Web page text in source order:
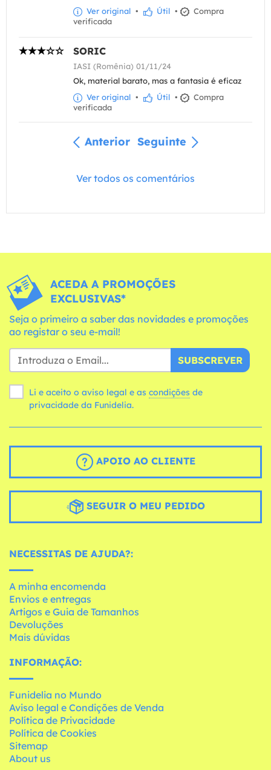
Ver original • Útil •
Compra
verificada
SORIC
IASI (Romênia) 01/11/24
Ok, material barato, mas a fantasia é eficaz
Ver original • Útil •
Compra
verificada
Anterior Seguinte
Ver todos os comentários
ACEDA A PROMOÇÕES
EXCLUSIVAS*
Seja o primeiro a saber das novidades e promoções
ao registar o seu e-mail!
SUBSCREVER
Li e aceito o aviso legal e as condições
privacidade da Funidelia.
APOIO AO CLIENTE
SEGUIR O MEU PEDIDO
NECESSITAS DE AJUDA?:
A minha encomenda
Envios e entregas
Artigos e Guia de Tamanhos
Devoluções
Mais dúvidas
INFORMAÇÃO:
Funidelia no Mundo
Aviso legal e Condições de Venda
Política de Privacidade
Política de Cookies
Sitemap
About us